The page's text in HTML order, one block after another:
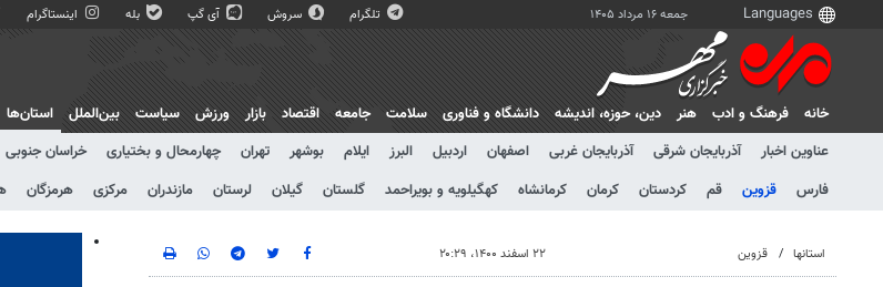
جمعه ۱۶ مرداد ۱۴۰۵ تلگرام سروش آی گپ بله اینستاگرام
خانه فرهنگ و ادب هنر دين، حوزه، انديشه دانشگاه و فناوری سلامت جامعه اقتصاد بازار ورزش سیاست بین‌الملل
استان‌ها
عناوین اخبار
آذربایجان شرقی آذربایجان غربی اصفهان اردبیل البرز ایلام بوشهر تهران چهارمحال و بختیاری خراسان جنوبی
فارس
قزوین قم کردستان کرمان کرمانشاه کهگیلویه و بویراحمد گلستان گیلان لرستان مازندران مرکزی هرمزگان
استانها قزوین ۲۲ اسفند ۱۴۰۰، ۲۰:۲۹